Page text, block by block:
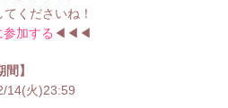
くださいね！
加する ◀◀◀
】
14(火)23:59